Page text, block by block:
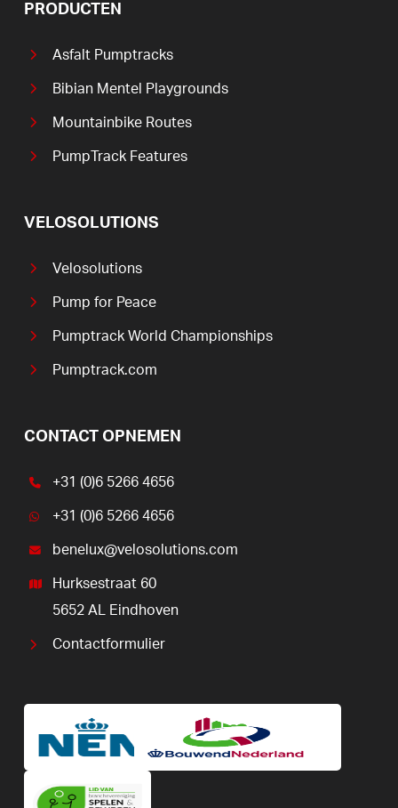
PRODUCTEN
Asfalt Pumptracks
Bibian Mentel Playgrounds
Mountainbike Routes
PumpTrack Features
VELOSOLUTIONS
Velosolutions
Pump for Peace
Pumptrack World Championships
Pumptrack.com
CONTACT OPNEMEN
+31 (0)6 5266 4656
+31 (0)6 5266 4656
benelux@velosolutions.com
Hurksestraat 60
5652 AL Eindhoven
Contactformulier